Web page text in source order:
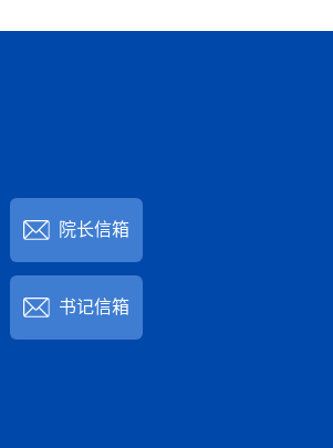
院长信箱
书记信箱